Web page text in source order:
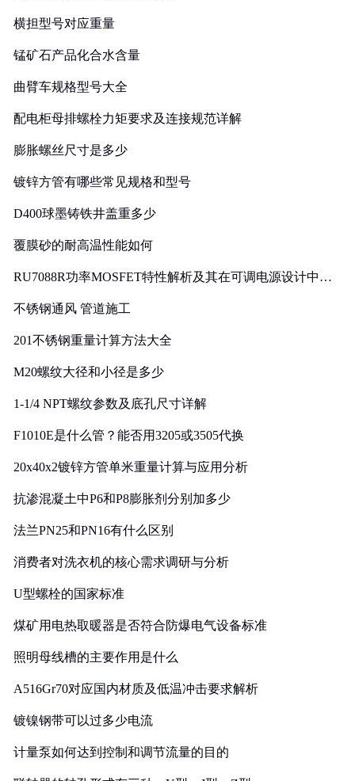
横担型号对应重量
锰矿石产品化合水含量
曲臂车规格型号大全
配电柜母排螺栓力矩要求及连接规范详解
膨胀螺丝尺寸是多少
镀锌方管有哪些常见规格和型号
D400球墨铸铁井盖重多少
覆膜砂的耐高温性能如何
RU7088R功率MOSFET特性解析及其在可调电源设计中的
不锈钢通风 管道施工
201不锈钢重量计算方法大全
M20螺纹大径和小径是多少
1-1/4 NPT螺纹参数及底孔尺寸详解
F1010E是什么管？能否用3205或3505代换
20x40x2镀锌方管单米重量计算与应用分析
抗渗混凝土中P6和P8膨胀剂分别加多少
法兰PN25和PN16有什么区别
消费者对洗衣机的核心需求调研与分析
U型螺栓的国家标准
煤矿用电热取暖器是否符合防爆电气设备标准
照明母线槽的主要作用是什么
A516Gr70对应国内材质及低温冲击要求解析
镀镍钢带可以过多少电流
计量泵如何达到控制和调节流量的目的